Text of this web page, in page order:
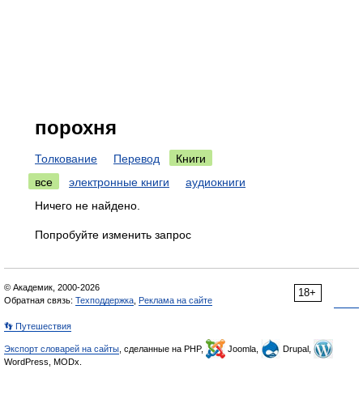
порохня
Толкование Перевод
Книги
все
электронные книги
аудиокниги
Ничего не найдено.
Попробуйте изменить запрос
18+
© Академик, 2000-2026
Обратная связь: Техподдержка Реклама на сайте
👣 Путешествия
Экспорт словарей на сайты , сделанные на PHP, Joomla,
Drupal,
WordPress, MODx.